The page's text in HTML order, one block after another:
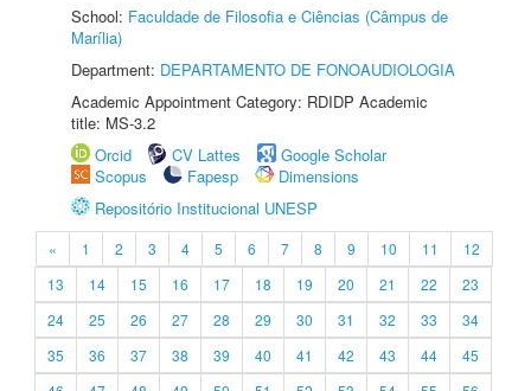
School: Faculdade de Filosofia e Ciências (Câmpus de
Marília)
Department: DEPARTAMENTO DE FONOAUDIOLOGIA
Academic Appointment Category: RDIDP Academic
title: MS-3.2
Orcid
CV Lattes
Google Scholar
Scopus
Fapesp
Dimensions
Repositório Institucional UNESP
« 1 2 3 4 5 6 7 8 9 10 11
12
13
14 15 16 17 18 19 20 21 22
23
24
25 26 27 28 29 30 31 32 33
34
35
36 37 38 39 40 41 42 43 44
45